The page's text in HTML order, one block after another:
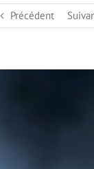
Précédent